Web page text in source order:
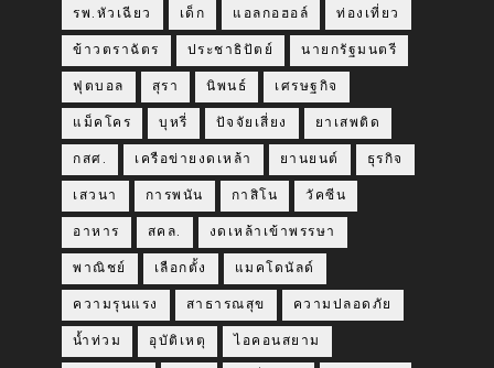
รพ.หัวเฉียว เด็ก แอลกอฮอล์ ท่องเที่ยว
ข้าวตราฉัตร ประชาธิปัตย์ นายกรัฐมนตรี
ฟุตบอล สุรา นิพนธ์ เศรษฐกิจ
แม็คโคร บุหรี่ ปัจจัยเสี่ยง ยาเสพติด
กสศ. เครือข่ายงดเหล้า ยานยนต์ ธุรกิจ
เสวนา การพนัน กาสิโน วัคซีน
อาหาร สคล. งดเหล้าเข้าพรรษา
พาณิชย์ เลือกตั้ง แมคโดนัลด์
ความรุนแรง สาธารณสุข ความปลอดภัย
น้ำท่วม อุบัติเหตุ ไอคอนสยาม